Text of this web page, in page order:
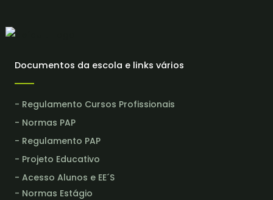
Documentos da escola e links vários
- Regulamento Cursos Profissionais
- Normas PAP
- Regulamento PAP
- Projeto Educativo
- Acesso Alunos e EE´S
- Normas Estágio